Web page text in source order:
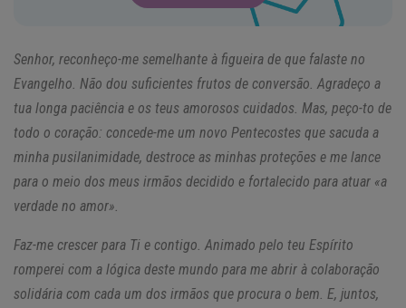
Senhor, reconheço-me semelhante à figueira de que falaste no
Evangelho. Não dou suficientes frutos de conversão. Agradeço a
tua longa paciência e os teus amorosos cuidados. Mas, peço-to de
todo o coração: concede-me um novo Pentecostes que sacuda a
minha pusilanimidade, destroce as minhas proteções e me lance
para o meio dos meus irmãos decidido e fortalecido para atuar «a
verdade no amor».
Faz-me crescer para Ti e contigo. Animado pelo teu Espírito
romperei com a lógica deste mundo para me abrir à colaboração
solidária com cada um dos irmãos que procura o bem. E, juntos,